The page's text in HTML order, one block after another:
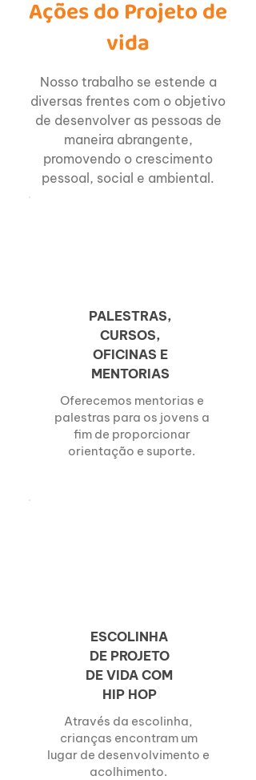
Ações do Projeto de
vida
Nosso trabalho se estende a
diversas frentes com o objetivo
de desenvolver as pessoas de
maneira abrangente,
promovendo o crescimento
pessoal, social e ambiental.
PALESTRAS,
CURSOS,
OFICINAS E
MENTORIAS
Oferecemos mentorias e
palestras para os jovens a
fim de proporcionar
orientação e suporte.
ESCOLINHA
DE PROJETO
DE VIDA COM
HIP HOP
Através da escolinha,
crianças encontram um
lugar de desenvolvimento e
acolhimento.